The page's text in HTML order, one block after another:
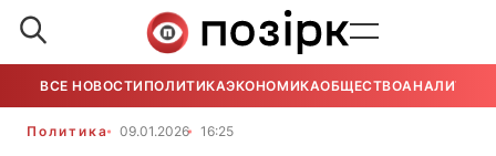
ВСЕ НОВОСТИ ПОЛИТИКАЭКОНОМИКАОБЩЕСТВОАНАЛИТИКА
Политика 09.01.2026 16:25